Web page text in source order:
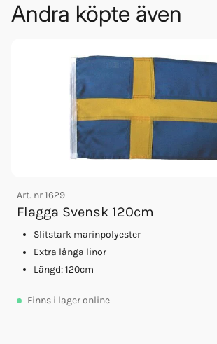
Andra köpte även
Art. nr1629
Flagga Svensk 120cm
Slitstark marinpolyester
Extra långa linor
Längd: 120cm
Finns i lager online